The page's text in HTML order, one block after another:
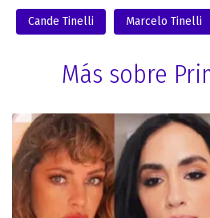
Cande Tinelli Marcelo Tinelli
Más sobre